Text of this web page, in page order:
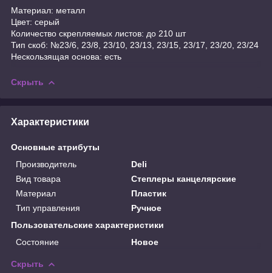
Материал: металл
Цвет: серый
Количество скрепляемых листов: до 210 шт
Тип скоб: №23/6, 23/8, 23/10, 23/13, 23/15, 23/17, 23/20, 23/24
Нескользящая основа: есть
Скрыть
Характеристики
Основные атрибуты
Производитель
Deli
Вид товара
Степлеры канцелярские
Материал
Пластик
Тип управления
Ручное
Пользовательские характеристики
Состояние
Новое
Скрыть